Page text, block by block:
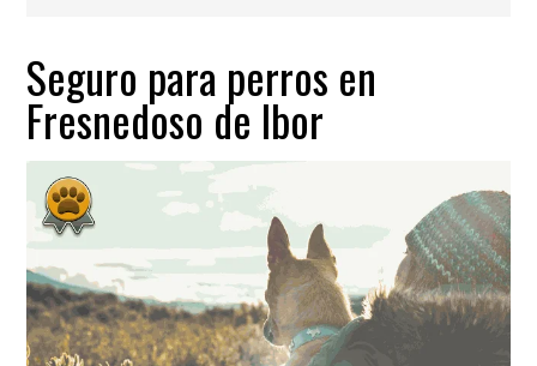
Seguro para perros en
Fresnedoso de Ibor